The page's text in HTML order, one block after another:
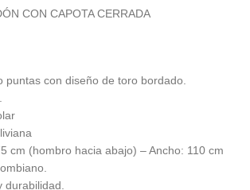
CON CAPOTA CERRADA
puntas con diseño de toro bordado.
cm (hombro hacia abajo) – Ancho: 110 cm
durabilidad.